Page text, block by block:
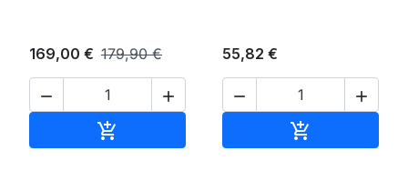
169,00 € 179,90 €
 

55,82 €
 
